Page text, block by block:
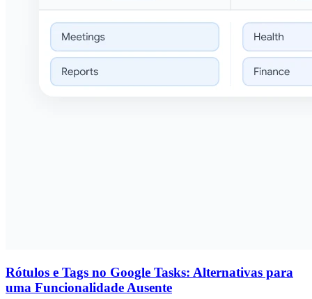
Rótulos e Tags no Google Tasks: Alternativas para
uma Funcionalidade Ausente